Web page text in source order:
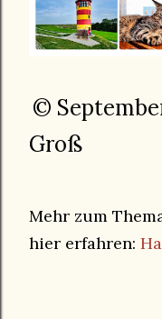
©
Groß
Mehr zum
hier erfahren: